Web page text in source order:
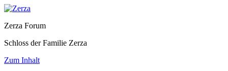
Zerza Forum
Schloss der Familie Zerza
Zum Inhalt